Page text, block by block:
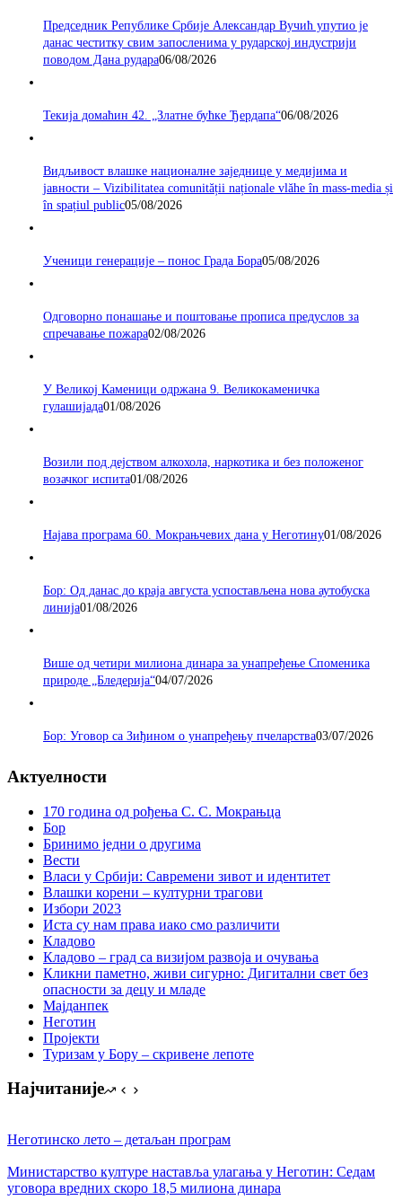
Председник Републике Србије Александар Вучић упутио је
данас честитку свим запосленима у рударској индустрији
поводом Дана рудара06/08/2026
Текија домаћин 42. „Златне бућке Ђердапа“06/08/2026
Видљивост влашке националне заједнице у медијима и
јавности – Vizibilitatea comunității naționale vlăhe în mass-media și
în spațiul public05/08/2026
Ученици генерације – понос Града Бора05/08/2026
Одговорно понашање и поштовање прописа предуслов за
спречавање пожара02/08/2026
У Великој Каменици одржана 9. Великокаменичка
гулашијада01/08/2026
Возили под дејством алкохола, наркотика и без положеног
возачког испита01/08/2026
Најава програма 60. Мокрањчевих дана у Неготину01/08/2026
Бор: Од данас до краја августа успостављена нова аутобуска
линија01/08/2026
Више од четири милиона динара за унапређење Споменика
природе „Бледерија“04/07/2026
Бор: Уговор са Зиђином о унапређењу пчеларства03/07/2026
Актуелности
170 година од рођења С. С. Мокрањца
Бор
Бринимо једни о другима
Вести
Власи у Србији: Савремени зивот и идентитет
Влашки корени – културни трагови
Избори 2023
Иста су нам права иако смо различити
Кладово
Кладово – град са визијом развоја и очувања
Кликни паметно, живи сигурно: Дигитални свет без
опасности за децу и младе
Мајданпек
Неготин
Пројекти
Туризам у Бору – скривене лепоте
Најчитаније
Неготинско лето – детаљан програм
Министарство културе наставља улагања у Неготин: Седам
уговора вредних скоро 18,5 милиона динара